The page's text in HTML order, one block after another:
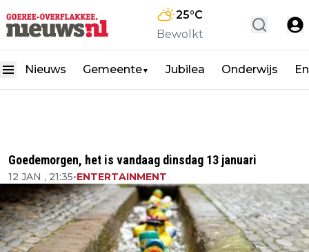
25°C
Bewolkt
Nieuws Gemeente▼ Jubilea Onderwijs
Goedemorgen, het is vandaag dinsdag 13 januari
12 JAN , 21:35•ENTERTAINMENT